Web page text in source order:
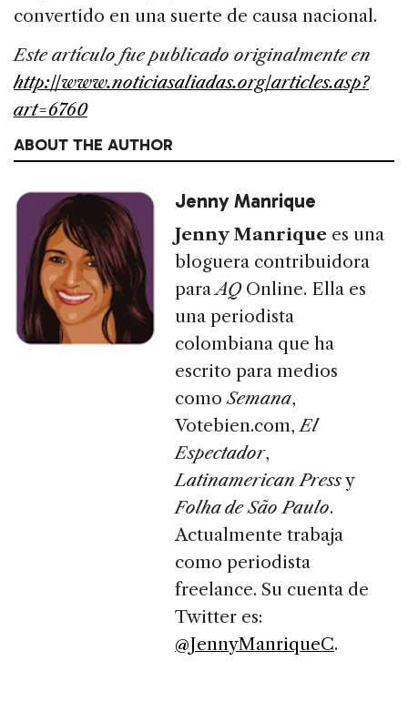
convertido en una suerte de causa nacional.
Este artículo fue publicado originalmente en
http://www.noticiasaliadas.org/articles.asp?
art=6760
ABOUT THE AUTHOR
Jenny Manrique
Jenny Manrique es una
bloguera contribuidora
paraAQ Online. Ella es
una periodista
colombiana que ha
escrito para medios
comoSemana,
Votebien.com, El
Espectador,
Latinamerican Pressy
Folha de São Paulo.
Actualmente trabaja
como periodista
freelance. Su cuenta de
Twitter es:
@JennyManriqueC.